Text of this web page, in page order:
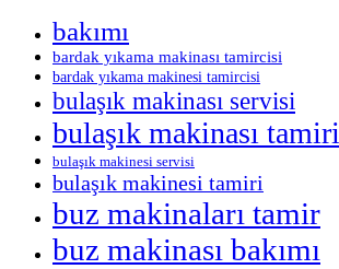
bakımı
bardak yıkama makinası tamircisi
bardak yıkama makinesi tamircisi
bulaşık makinası servisi
bulaşık makinası tamiri
bulaşık makinesi servisi
bulaşık makinesi tamiri
buz makinaları tamir
buz makinası bakımı